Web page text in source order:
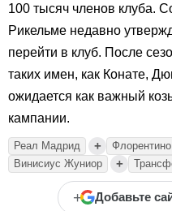
100 тысяч членов клуба.
Рикельме недавно
перейти в клуб. После
таких имен, как Конате,
ожидается как важный
кампании.
Реал Мадрид +
Винисиус Жуниор +
+ Добавьте